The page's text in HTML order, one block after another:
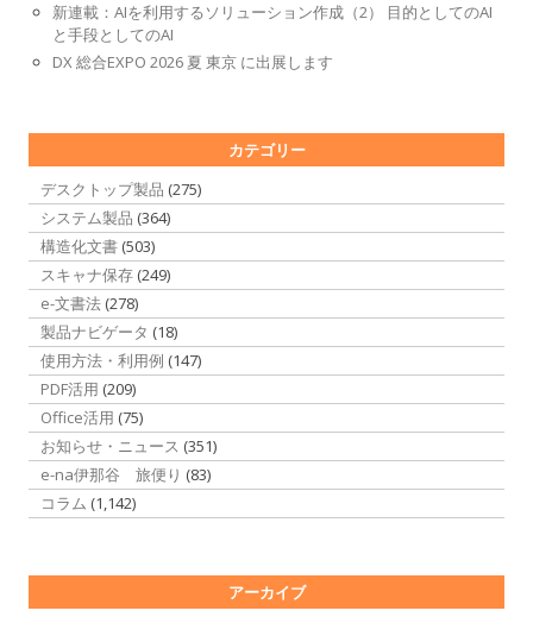
新連載：AIを利用するソリューション作成（2） 目的としてのAI
と手段としてのAI
DX 総合EXPO 2026 夏 東京 に出展します
カテゴリー
デスクトップ製品 (275)
システム製品 (364)
構造化文書 (503)
スキャナ保存 (249)
e-文書法 (278)
製品ナビゲータ (18)
使用方法・利用例 (147)
PDF活用 (209)
Office活用 (75)
お知らせ・ニュース (351)
e-na伊那谷 旅便り (83)
コラム (1,142)
アーカイブ